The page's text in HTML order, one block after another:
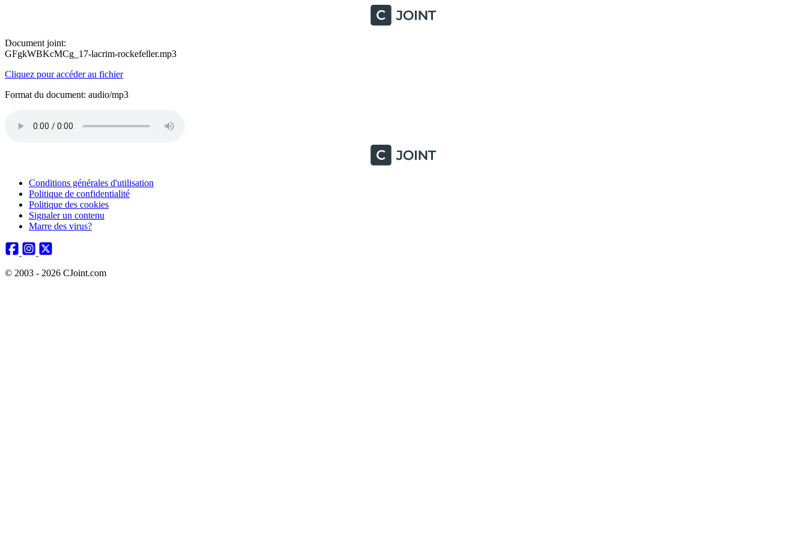
Document joint:
GFgkWBKcMCg_17-lacrim-rockefeller.mp3
Cliquez pour accéder au fichier
Format du document: audio/mp3
Conditions générales d'utilisation
Politique de confidentialité
Politique des cookies
Signaler un contenu
Marre des virus?
© 2003 - 2026 CJoint.com